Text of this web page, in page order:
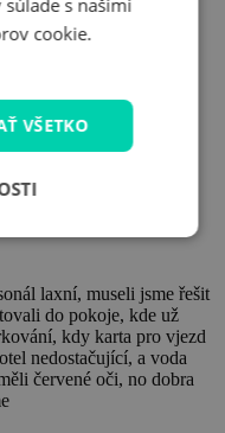
laxní, museli jsme řešit
do pokoje, kde už
kdy karta pro vjezd
nedostačující, a voda
červené oči, no dobra
s našimi
cookie.
VŠETKO